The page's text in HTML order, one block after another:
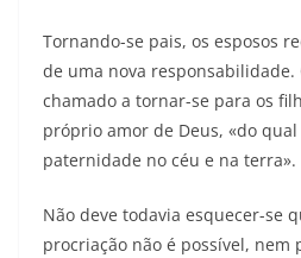
Tornando-se pais, os esposos
de uma nova
chamado a tornar-se para os
próprio amor de Deus, «do
paternidade no céu e na terra».
Não deve todavia esquecer-se
procriação não é possível, nem